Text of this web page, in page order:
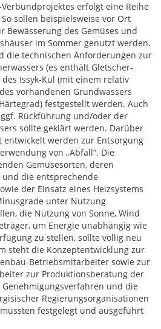
Verbundprojektes erfolgt eine Reihe
sollen beispielsweise vor Ort
Bewässerung des Gemüses und
im Sommer genutzt werden.
die technischen Anforderungen zur
(es enthält Gletscher-
des Issyk-Kul (mit einem relativ
vorhandenen Grundwassers
festgestellt werden. Auch
Rückführung und/oder der
sollte geklärt werden. Darüber
entwickelt werden zur Entsorgung
von „Abfall“. Die
Gemüsesorten, deren
die entsprechende
der Einsatz eines Heizsystems
unter Nutzung
die Nutzung von Sonne, Wind
um Energie unabhängig wie
zu stellen, sollte völlig neu
steht die Konzeptentwicklung zur
Betriebsmitarbeiter sowie zur
zur Produktionsberatung der
und die
Regierungsorganisationen
festgelegt und ausgeführt